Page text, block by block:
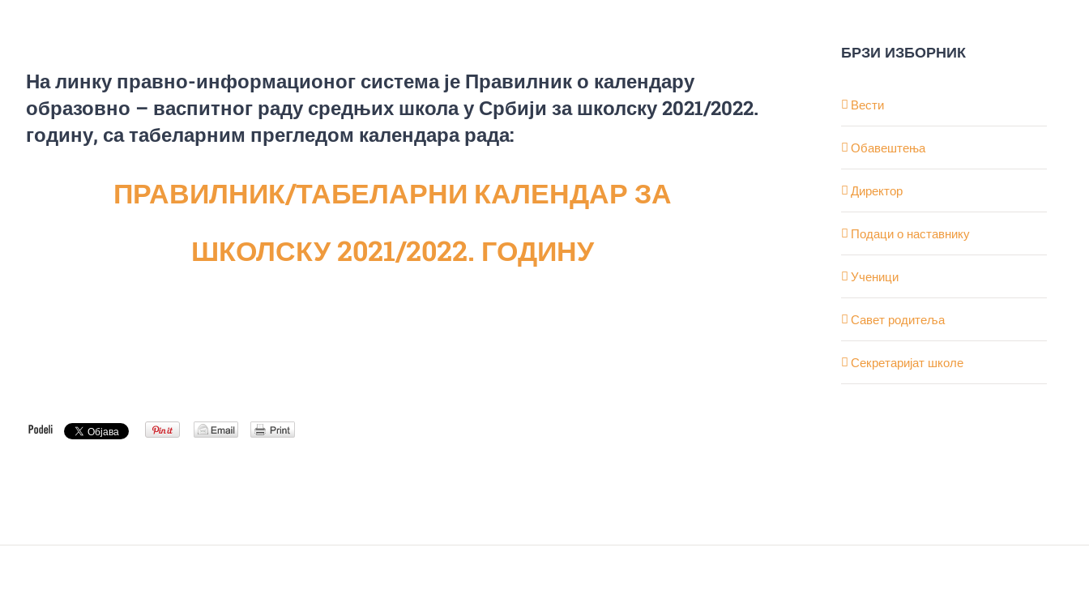
На линку правно-информационог система је Правилник о календару
образовно – васпитног раду средњих школа у Србији за школску 2021/2022.
годину, са табеларним прегледом календара рада:
ПРАВИЛНИК/ТАБЕЛАРНИ КАЛЕНДАР ЗА
ШКОЛСКУ 2021/2022. ГОДИНУ
БРЗИ ИЗБОРНИК
Вести
Обавештења
Директор
Подаци о наставнику
Ученици
Савет родитеља
Секретаријат школе